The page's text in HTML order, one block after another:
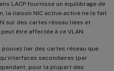
LACP fournisse un équilibrage de
la liaison NIC active-active ne le fait
sur des cartes réseau liées et
être affectée à ce VLAN.
pouvez lier des cartes réseau que
secondaires (par
pour la plupart des